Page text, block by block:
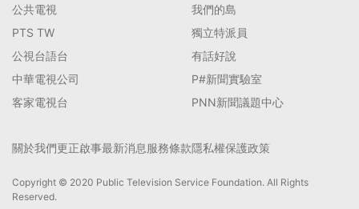
公共電視
PTS TW
公視台語台
中華電視公司
客家電視台
我們的島
獨立特派員
有話好說
P#新聞實驗室
PNN新聞議題中心
關於我們更正啟事最新消息服務條款隱私權保護政策
Copyright © 2020 Public Television Service Foundation. All Rights
Reserved.